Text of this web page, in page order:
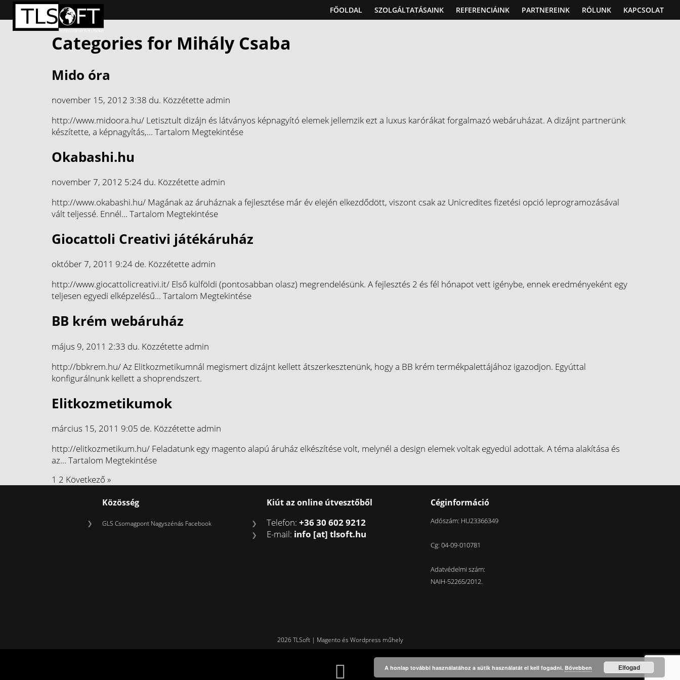
FŐOLDAL SZOLGÁLTATÁSAINK REFERENCIÁINK PARTNEREINK RÓLUNK KAPCSOLAT
Categories for Mihály Csaba
Mido óra
november 15, 2012 3:38 du. Közzétetteadmin
http://www.midoora.hu/ Letisztult dizájn és látványos képnagyító elemek jellemzik ezt a luxus karórákat forgalmazó webáruházat. A dizájnt partnerünk
készítette, a képnagyítás,... Tartalom Megtekintése
Okabashi.hu
november 7, 2012 5:24 du. Közzétetteadmin
http://www.okabashi.hu/ Magának az áruháznak a fejlesztése már év elején elkezdődött, viszont csak az Unicredites fizetési opció leprogramozásával
vált teljessé. Ennél... Tartalom Megtekintése
Giocattoli Creativi játékáruház
október 7, 2011 9:24 de. Közzétetteadmin
http://www.giocattolicreativi.it/ Első külföldi (pontosabban olasz) megrendelésünk. A fejlesztés 2 és fél hónapot vett igénybe, ennek eredményeként egy
teljesen egyedi elképzelésű... Tartalom Megtekintése
BB krém webáruház
május 9, 2011 2:33 du. Közzétetteadmin
http://bbkrem.hu/ Az Elitkozmetikumnál megismert dizájnt kellett átszerkesztenünk, hogy a BB krém termékpalettájához igazodjon. Egyúttal
konfigurálnunk kellett a shoprendszert.
Elitkozmetikumok
március 15, 2011 9:05 de. Közzétetteadmin
http://elitkozmetikum.hu/ Feladatunk egy magento alapú áruház elkészítése volt, melynél a design elemek voltak egyedül adottak. A téma alakítása és
az... Tartalom Megtekintése
1 2 Következő »
Közösség
GLS Csomagpont Nagyszénás Facebook
Kiút az online útvesztőből
Telefon: +36 30 602 9212
E-mail: info [at] tlsoft.hu
Céginformáció
Adószám: HU23366349
Cg: 04-09-010781
Adatvédelmi szám:
NAIH-52265/2012.
2026 TLSoft | Magento és Wordpress műhely
A honlap további használatához a sütik használatát el kell fogadni. Bővebben Elfogad